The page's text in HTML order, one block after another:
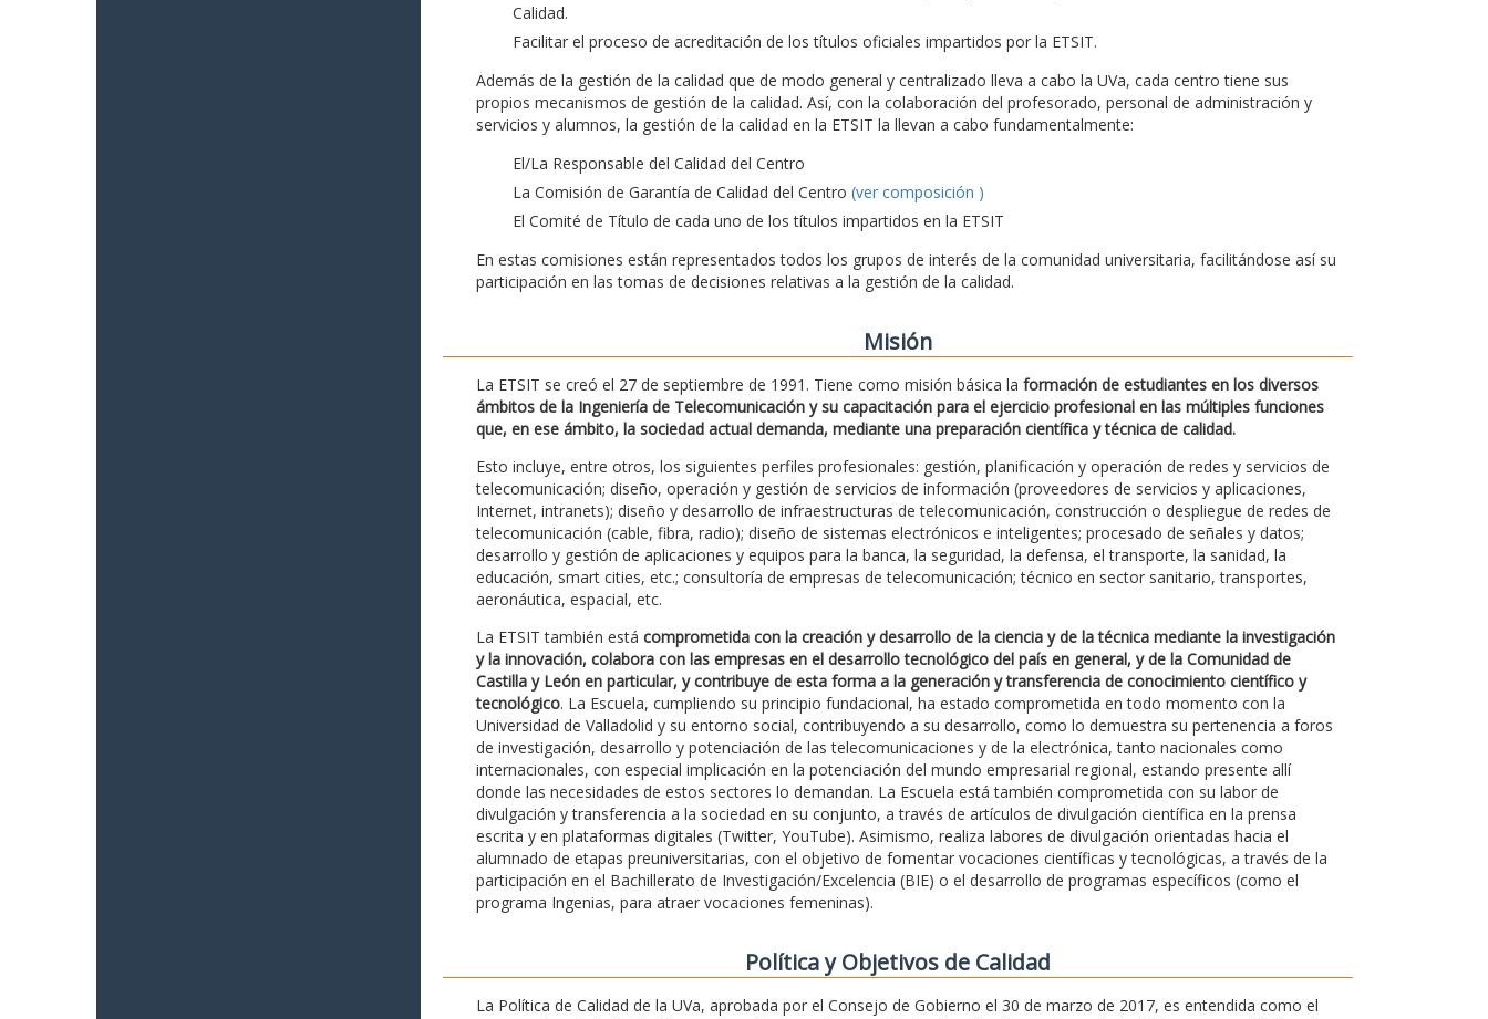
Calidad.
Facilitar el proceso de acreditación de los títulos oficiales impartidos por la ETSIT.
Además de la gestión de la calidad que de modo general y centralizado lleva a cabo la UVa, cada centro tiene sus
propios mecanismos de gestión de la calidad. Así, con la colaboración del profesorado, personal de administración y
servicios y alumnos, la gestión de la calidad en la ETSIT la llevan a cabo fundamentalmente:
El/La Responsable del Calidad del Centro
La Comisión de Garantía de Calidad del Centro (ver composición )
El Comité de Título de cada uno de los títulos impartidos en la ETSIT
En estas comisiones están representados todos los grupos de interés de la comunidad universitaria, facilitándose así su
participación en las tomas de decisiones relativas a la gestión de la calidad.
Misión
La ETSIT se creó el 27 de septiembre de 1991. Tiene como misión básica la formación de estudiantes en los diversos
ámbitos de la Ingeniería de Telecomunicación y su capacitación para el ejercicio profesional en las múltiples funciones
que, en ese ámbito, la sociedad actual demanda, mediante una preparación científica y técnica de calidad.
Esto incluye, entre otros, los siguientes perfiles profesionales: gestión, planificación y operación de redes y servicios de
telecomunicación; diseño, operación y gestión de servicios de información (proveedores de servicios y aplicaciones,
Internet, intranets); diseño y desarrollo de infraestructuras de telecomunicación, construcción o despliegue de redes de
telecomunicación (cable, fibra, radio); diseño de sistemas electrónicos e inteligentes; procesado de señales y datos;
desarrollo y gestión de aplicaciones y equipos para la banca, la seguridad, la defensa, el transporte, la sanidad, la
educación, smart cities, etc.; consultoría de empresas de telecomunicación; técnico en sector sanitario, transportes,
aeronáutica, espacial, etc.
La ETSIT también está comprometida con la creación y desarrollo de la ciencia y de la técnica mediante la investigación
y la innovación, colabora con las empresas en el desarrollo tecnológico del país en general, y de la Comunidad de
Castilla y León en particular, y contribuye de esta forma a la generación y transferencia de conocimiento científico y
tecnológico. La Escuela, cumpliendo su principio fundacional, ha estado comprometida en todo momento con la
Universidad de Valladolid y su entorno social, contribuyendo a su desarrollo, como lo demuestra su pertenencia a foros
de investigación, desarrollo y potenciación de las telecomunicaciones y de la electrónica, tanto nacionales como
internacionales, con especial implicación en la potenciación del mundo empresarial regional, estando presente allí
donde las necesidades de estos sectores lo demandan. La Escuela está también comprometida con su labor de
divulgación y transferencia a la sociedad en su conjunto, a través de artículos de divulgación científica en la prensa
escrita y en plataformas digitales (Twitter, YouTube). Asimismo, realiza labores de divulgación orientadas hacia el
alumnado de etapas preuniversitarias, con el objetivo de fomentar vocaciones científicas y tecnológicas, a través de la
participación en el Bachillerato de Investigación/Excelencia (BIE) o el desarrollo de programas específicos (como el
programa Ingenias, para atraer vocaciones femeninas).
Polí­tica y Objetivos de Calidad
La Política de Calidad de la UVa, aprobada por el Consejo de Gobierno el 30 de marzo de 2017, es entendida como el